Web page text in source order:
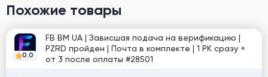
Похожие товары
0.0
FB BM UA | Зависшая подача на верификацию |
PZRD пройден | Почта в комплекте | 1 РК сразу +
от 3 после оплаты #28501